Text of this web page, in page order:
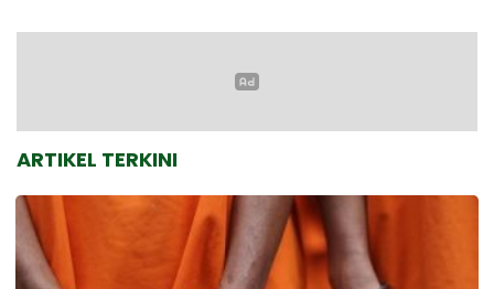
ARTIKEL TERKINI